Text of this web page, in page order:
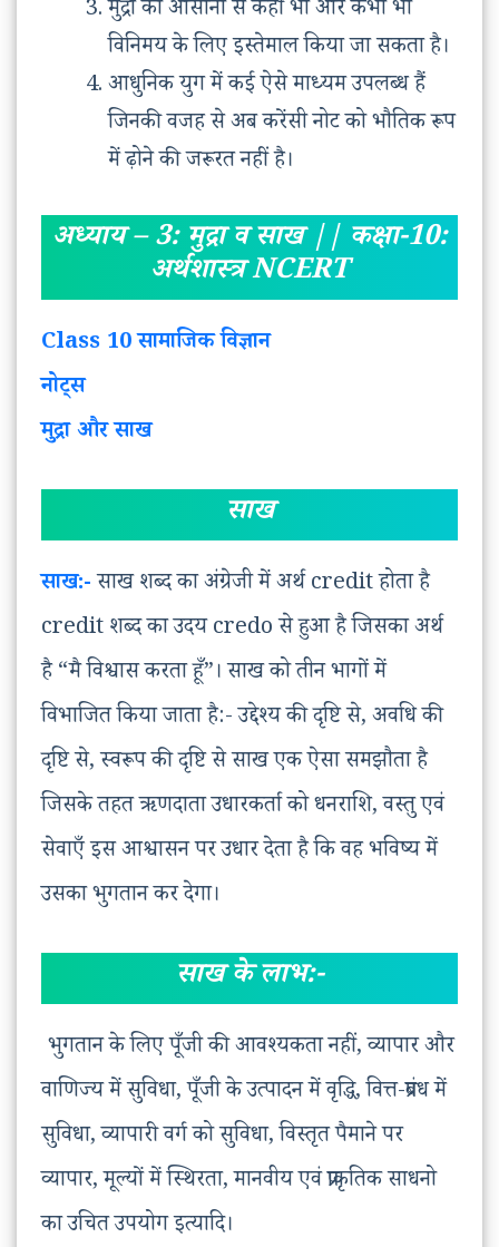
मुद्रा को आसानी से कहीं भी और कभी भी
विनिमय के लिए इस्तेमाल किया जा सकता है।
आधुनिक युग में कई ऐसे माध्यम उपलब्ध हैं
जिनकी वजह से अब करेंसी नोट को भौतिक रूप
में ढ़ोने की जरूरत नहीं है।
अध्याय – 3: मुद्रा व साख || कक्षा-10:
अर्थशास्त्र NCERT
Class 10 सामाजिक विज्ञान
नोट्स
मुद्रा और साख
साख
साख:-साख शब्द का अंग्रेजी में अर्थ credit होता है
credit शब्द का उदय credo से हुआ है जिसका अर्थ
है “मै विश्वास करता हूँ”। साख को तीन भागों में
विभाजित किया जाता है:- उद्देश्य की दृष्टि से, अवधि की
दृष्टि से, स्वरूप की दृष्टि से साख एक ऐसा समझौता है
जिसके तहत ऋणदाता उधारकर्ता को धनराशि, वस्तु एवं
सेवाएँ इस आश्वासन पर उधार देता है कि वह भविष्य में
उसका भुगतान कर देगा।
साख के लाभ:-
भुगतान के लिए पूँजी की आवश्यकता नहीं, व्यापार और
वाणिज्य में सुविधा, पूँजी के उत्पादन में वृद्धि, वित्त-प्रबंध में
सुविधा, व्यापारी वर्ग को सुविधा, विस्तृत पैमाने पर
व्यापार, मूल्यों में स्थिरता, मानवीय एवं प्राकृतिक साधनो
का उचित उपयोग इत्यादि।